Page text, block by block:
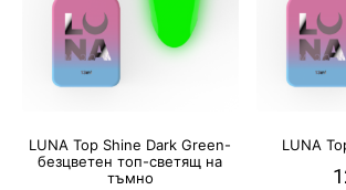
LUNA Top Shine Dark Green-
безцветен топ-светящ на
тъмно
LUNA